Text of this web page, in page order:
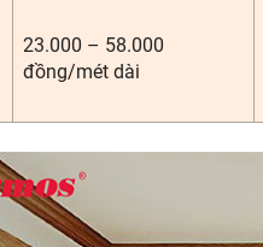
23.000 – 58.000
đồng/mét dài